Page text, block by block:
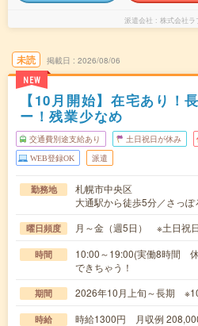
派遣会社 株式会社ラ
未読
NEW
掲載日 2026/08/06
【10月開始】在宅あり！
ー！残業少なめ
交通費別途支給あり 土日祝日が休み
WEB登録OK 派遣
勤務地
札幌市中央区
大通駅から徒歩5分／さっ
曜日頻度 月～金（週5日） ※土日祝
時間
10:00～19:00(実働8時間
できちゃう！
期間 2026年10月上旬～長期
時給 時給1300円 月収例